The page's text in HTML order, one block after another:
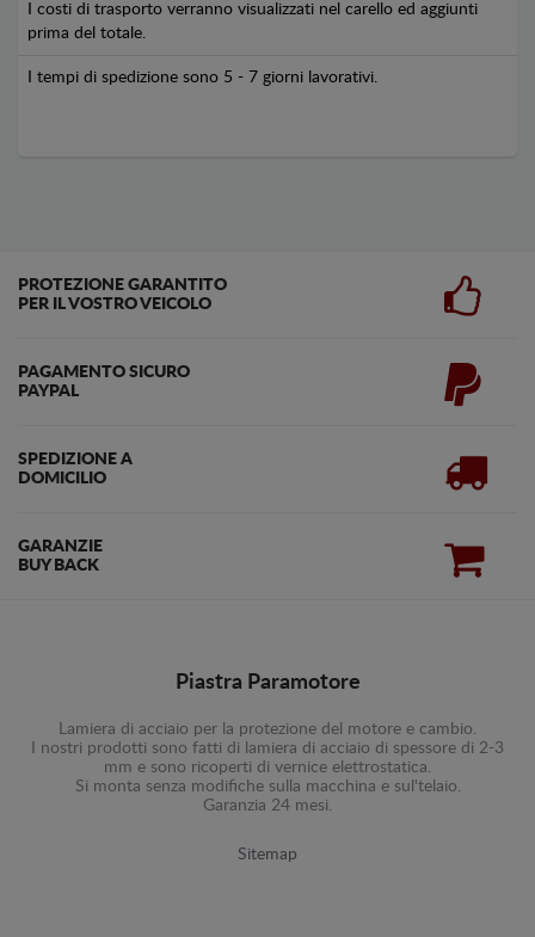
I costi di trasporto verranno visualizzati nel carello ed aggiunti
prima del totale.
I tempi di spedizione sono 5 - 7 giorni lavorativi.
PROTEZIONE GARANTITO
PER IL VOSTRO VEICOLO
PAGAMENTO SICURO
PAYPAL
SPEDIZIONE A
DOMICILIO
GARANZIE
BUY BACK
Piastra Paramotore
Lamiera di acciaio per la protezione del motore e cambio.
I nostri prodotti sono fatti di lamiera di acciaio di spessore di 2-3
mm e sono ricoperti di vernice elettrostatica.
Si monta senza modifiche sulla macchina e sul'telaio.
Garanzia 24 mesi.
Sitemap